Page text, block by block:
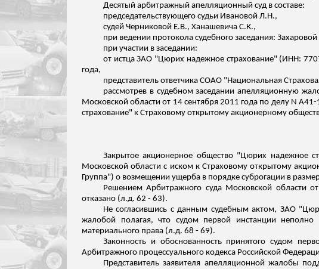
Десятый арбитражный апелляционный суд в составе:
председательствующего судьи Ивановой Л.Н.,
судей Черниковой Е.В., Ханашевича С.К.,
при ведении протокола судебного заседания:
при участии в заседании:
от истца ЗАО "Цюрих надежное страхование" (ИНН:
года,
представитель ответчика СОАО "Национальная
рассмотрев в судебном заседании апелляционную
Московской области от 14 сентября 2011 года по делу N
страхование" к Страховому открытому акционерному
Закрытое акционерное общество "Цюрих надежное
Московской области с иском к Страховому открытому
Группа") о возмещении ущерба в порядке суброгации в
Решением Арбитражного суда Московской области
отказано (л.д. 62 - 63).
Не согласившись с данным судебным актом, ЗАО
жалобой полагая, что судом первой инстанции
материального права (л.д. 68 - 69).
Законность и обоснованность принятого судом
Арбитражного процессуального кодекса Российской
Представитель заявителя апелляционной жалобы